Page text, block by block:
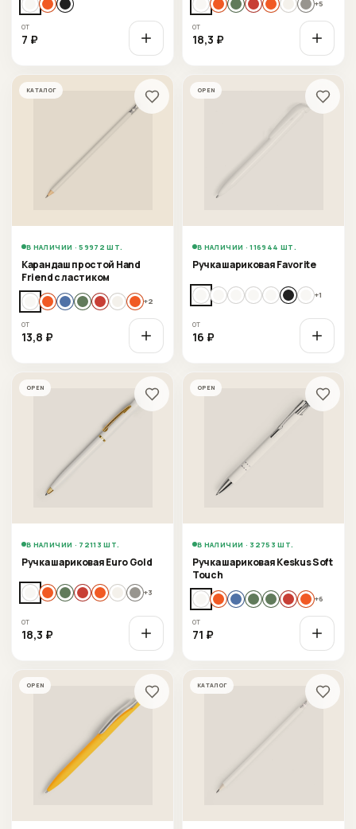
от
7 ₽
+5
от
18,3 ₽
КАТАЛОГ
В НАЛИЧИИ · 59972 ШТ.
Карандаш простой Hand
Friend с ластиком
+2
от
13,8 ₽
OPEN
В НАЛИЧИИ · 116944 ШТ.
Ручка шариковая Favorite
+1
от
16 ₽
OPEN
В НАЛИЧИИ · 72113 ШТ.
Ручка шариковая Euro Gold
+3
от
18,3 ₽
OPEN
В НАЛИЧИИ · 32753 ШТ.
Ручка шариковая Keskus Soft
Touch
+6
от
71 ₽
OPEN КАТАЛОГ